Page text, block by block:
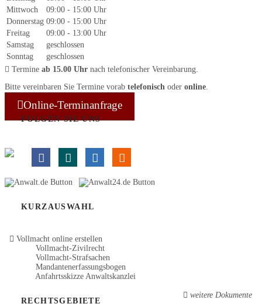
Mittwoch
09:00 - 15:00 Uhr
Donnerstag 09:00 - 15:00 Uhr
Freitag
09:00 - 13:00 Uhr
Samstag
geschlossen
Sonntag
geschlossen
Termine ab 15.00 Uhr nach telefonischer Vereinbarung.
Bitte vereinbaren Sie Termine vorab telefonisch oder online.
Online-Terminanfrage
FOLGEN SIE UNS
KURZAUSWAHL
Vollmacht online erstellen
Vollmacht-Zivilrecht
Vollmacht-Strafsachen
Mandantenerfassungsbogen
Anfahrtsskizze Anwaltskanzlei
weitere Dokumente
RECHTSGEBIETE